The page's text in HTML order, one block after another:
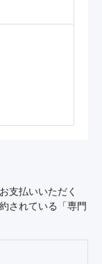
支払いいただく
されている「専門